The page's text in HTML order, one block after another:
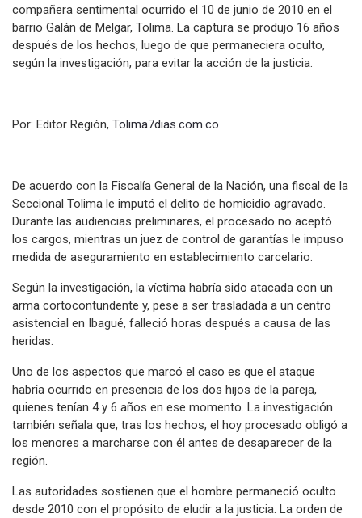
compañera sentimental ocurrido el 10 de junio de 2010 en el
barrio Galán de Melgar, Tolima. La captura se produjo 16 años
después de los hechos, luego de que permaneciera oculto,
según la investigación, para evitar la acción de la justicia.
Por: Editor Región, Tolima7dias.com.co
De acuerdo con la Fiscalía General de la Nación, una fiscal de la
Seccional Tolima le imputó el delito de homicidio agravado.
Durante las audiencias preliminares, el procesado no aceptó
los cargos, mientras un juez de control de garantías le impuso
medida de aseguramiento en establecimiento carcelario.
Según la investigación, la víctima habría sido atacada con un
arma cortocontundente y, pese a ser trasladada a un centro
asistencial en Ibagué, falleció horas después a causa de las
heridas.
Uno de los aspectos que marcó el caso es que el ataque
habría ocurrido en presencia de los dos hijos de la pareja,
quienes tenían 4 y 6 años en ese momento. La investigación
también señala que, tras los hechos, el hoy procesado obligó a
los menores a marcharse con él antes de desaparecer de la
región.
Las autoridades sostienen que el hombre permaneció oculto
desde 2010 con el propósito de eludir a la justicia. La orden de